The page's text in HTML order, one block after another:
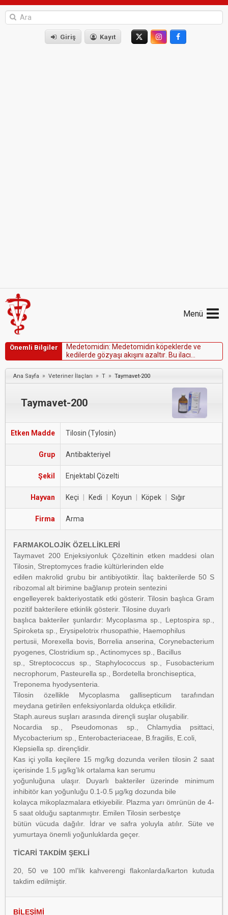
Giriş Kayıt
Menü
Önemli Bilgiler Medetomidin: Medetomidin köpekerde ve
kedi erde gözyaşı akışını aza tır Bu i acı
kullanırkengözlerikorumakiçinoftalmik
merhemkullanılmalıdır.
Ana Sayfa » Veteriner İlaçları » T » Taymavet-200
Taymavet-200
Etken Madde Tilosin (Tylosin)
Grup Antibakteriyel
Şekil Enjektabl Çözelti
Hayvan Keçi Kedi Koyun Köpek Sığır
Firma Arma
FARMAKOLOJİK ÖZELLİKLERİ
Taymavet 200 Enjeksiyonluk Çözeltinin etken maddesi olan
Tilosin, Streptomyces fradie kültürlerinden elde
edilen makrolid grubu bir antibiyotiktir. İlaç bakterilerde 50 S
ribozomal alt birimine bağlanıp protein sentezini
engelleyerek bakteriyostatik etki gösterir. Tilosin başlıca Gram
pozitif bakterilere etkinlik gösterir. Tilosine duyarlı
başlıca bakteriler şunlardır: Mycoplasma sp., Leptospira sp.,
Spiroketa sp., Erysipelotrix rhusopathie, Haemophilus
pertusii, Morexella bovis, Borrelia anserina, Corynebacterium
pyogenes, Clostridium sp., Actinomyces sp., Bacillus
sp., Streptococcus sp., Staphylococcus sp., Fusobacterium
necrophorum, Pasteurella sp., Bordetella bronchiseptica,
Treponema hyodysenteria.
Tilosin özellikle Mycoplasma gallisepticum tarafından
meydana getirilen enfeksiyonlarda oldukça etkilidir.
Staph.aureus suşları arasında dirençli suşlar oluşabilir.
Nocardia sp., Pseudomonas sp., Chlamydia psittaci,
Mycobacterium sp., Enterobacteriaceae, B.fragilis, E.coli,
Klepsiella sp. dirençlidir.
Kas içi yolla keçilere 15 mg/kg dozunda verilen tilosin 2 saat
içerisinde 1.5 µg/kg’lık ortalama kan serumu
yoğunluğuna ulaşır. Duyarlı bakteriler üzerinde minimum
inhibitör kan yoğunluğu 0.1-0.5 µg/kg dozunda bile
kolayca mikoplazmalara etkiyebilir. Plazma yarı ömrünün de 4-
5 saat olduğu saptanmıştır. Emilen Tilosin serbestçe
bütün vücuda dağılır. İdrar ve safra yoluyla atılır. Süte ve
yumurtaya önemli yoğunluklarda geçer.
TİCARİ TAKDİM ŞEKLİ
20, 50 ve 100 ml’lik kahverengi flakonlarda/karton kutuda
takdim edilmiştir.
BİLEŞİMİ